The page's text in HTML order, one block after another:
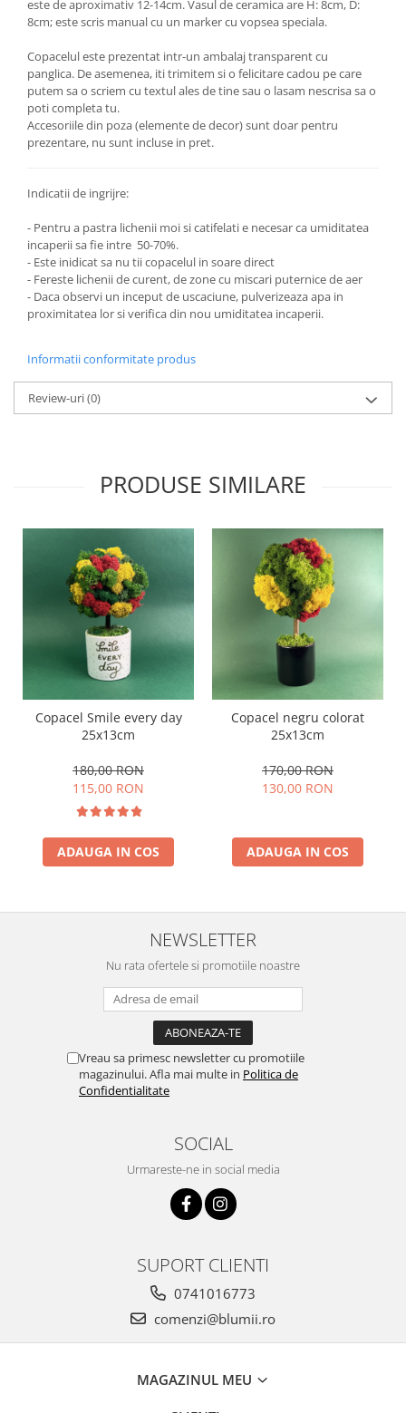
este de aproximativ 12-14cm. Vasul de ceramica are H: 8cm, D:
8cm; este scris manual cu un marker cu vopsea speciala.
Copacelul este prezentat intr-un ambalaj transparent cu
panglica. De asemenea, iti trimitem si o felicitare cadou pe care
putem sa o scriem cu textul ales de tine sau o lasam nescrisa sa o
poti completa tu.
Accesoriile din poza (elemente de decor) sunt doar pentru
prezentare, nu sunt incluse in pret.
Indicatii de ingrijre:
- Pentru a pastra lichenii moi si catifelati e necesar ca umiditatea
incaperii sa fie intre 50-70%.
- Este inidicat sa nu tii copacelul in soare direct
- Fereste lichenii de curent, de zone cu miscari puternice de aer
- Daca observi un inceput de uscaciune, pulverizeaza apa in
proximitatea lor si verifica din nou umiditatea incaperii.
Informatii conformitate produs
Review-uri(0)
PRODUSE SIMILARE
Copacel Smile every day
25x13cm
180,00 RON
115,00 RON
ADAUGA IN COS
Copacel negru colorat
25x13cm
170,00 RON
130,00 RON
ADAUGA IN COS
NEWSLETTER
Nu rata ofertele si promotiile noastre
Vreau sa primesc newsletter cu promotiile
magazinului. Afla mai multe in Politica de
Confidentialitate
SOCIAL
Urmareste-ne in social media
SUPORT CLIENTI
0741016773
comenzi@blumii.ro
MAGAZINUL MEU